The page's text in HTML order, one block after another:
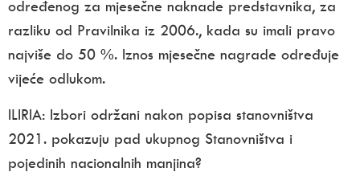
određenog za mjesečne naknade predstavnika, za
razliku od Pravilnika iz 2006., kada su imali pravo
najviše do 50 %. Iznos mjesečne nagrade određuje
vijeće odlukom.
ILIRIA: Izbori održani nakon popisa stanovništva
2021. pokazuju pad ukupnog Stanovništva i
pojedinih nacionalnih manjina?